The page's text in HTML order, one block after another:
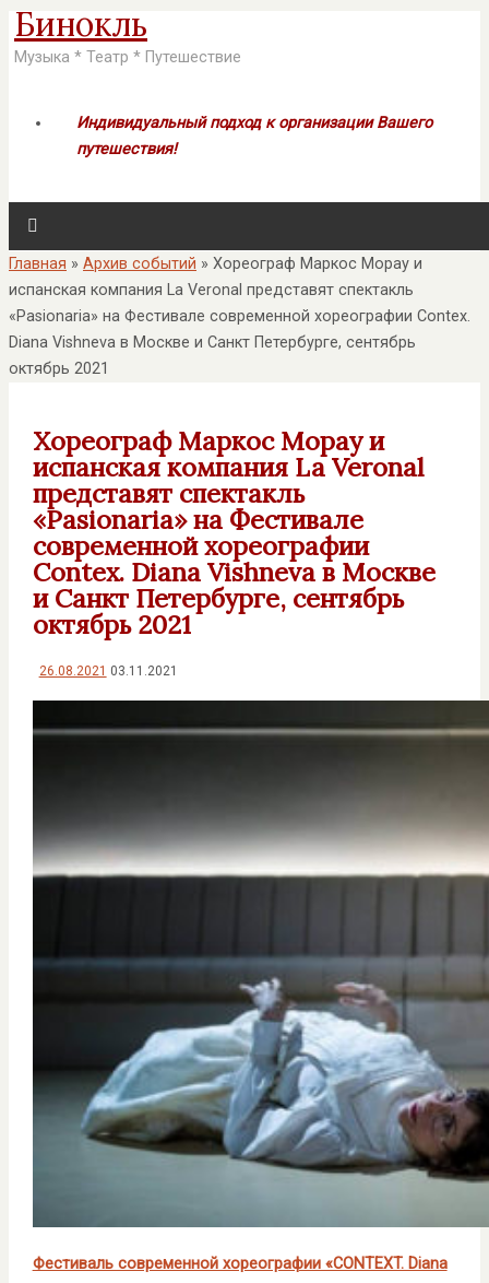
Бинокль
Музыка * Театр * Путешествие
Индивидуальный подход к организации Вашего
путешествия!
Главная » Архив событий » Хореограф Маркос Морау и
испанская компания La Veronal представят спектакль
«Pasionaria» на Фестивале современной хореографии Contex.
Diana Vishneva в Москве и Санкт Петербурге, сентябрь
октябрь 2021
Хореограф Маркос Морау и
испанская компания La Veronal
представят спектакль
«Pasionaria» на Фестивале
современной хореографии
Contex. Diana Vishneva в Москве
и Санкт Петербурге, сентябрь
октябрь 2021
26.08.2021 03.11.2021
Фестиваль современной хореографии «CONTEXT. Diana